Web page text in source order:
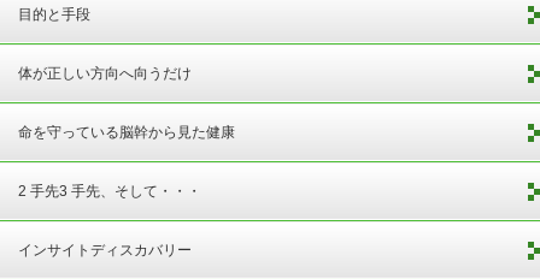
目的と手段
体が正しい方向へ向うだけ
命を守っている脳幹から見た健康
2 手先3 手先、そして・・・
インサイトディスカバリー